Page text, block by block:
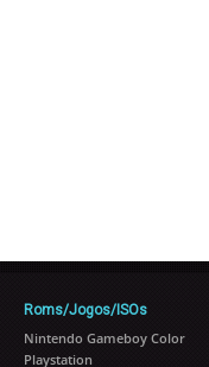
Roms/Jogos/ISOs
Nintendo Gameboy Color
Playstation